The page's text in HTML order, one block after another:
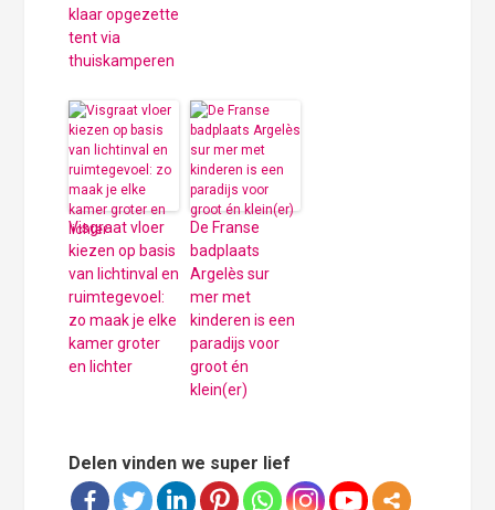
klaar opgezette
tent via
thuiskamperen
Visgraat vloer
kiezen op basis
van lichtinval en
ruimtegevoel:
zo maak je elke
kamer groter
en lichter
De Franse
badplaats
Argelès sur
mer met
kinderen is een
paradijs voor
groot én
klein(er)
Delen vinden we super lief